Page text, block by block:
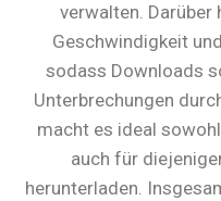
verwalten.
Geschwindigkeit
sodass Downloads
Unterbrechungen
macht es ideal
auch für
herunterladen.